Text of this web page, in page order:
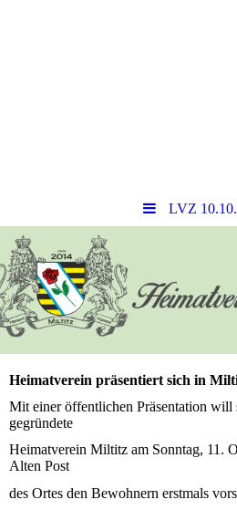
LVZ
Heimatverein präsentiert sich in
Mit einer öffentlichen Präsentation will
gegründete
Heimatverein Miltitz am Sonntag, 11.
Alten Post
des Ortes den Bewohnern erstmals